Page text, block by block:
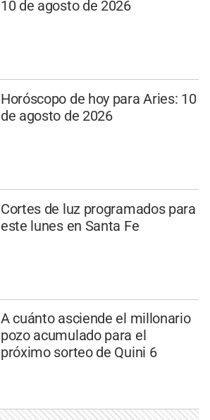
10 de agosto de 2026
Horóscopo de hoy para Aries: 10
de agosto de 2026
Cortes de luz programados para
este lunes en Santa Fe
A cuánto asciende el millonario
pozo acumulado para el
próximo sorteo de Quini 6